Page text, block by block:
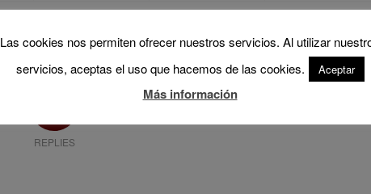
REPLIES
Las cookies nos permiten ofrecer nuestros servicios. Al utilizar
servicios, aceptas el uso que hacemos de las cookies.
Aceptar
Más información